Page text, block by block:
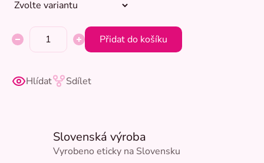
Přidat do košíku
Hlídat Sdílet
Slovenská výroba
Vyrobeno eticky na Slovensku